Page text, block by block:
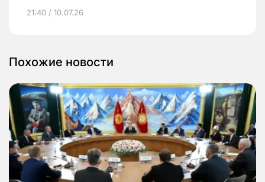
21:40 / 10.07.26
Похожие новости